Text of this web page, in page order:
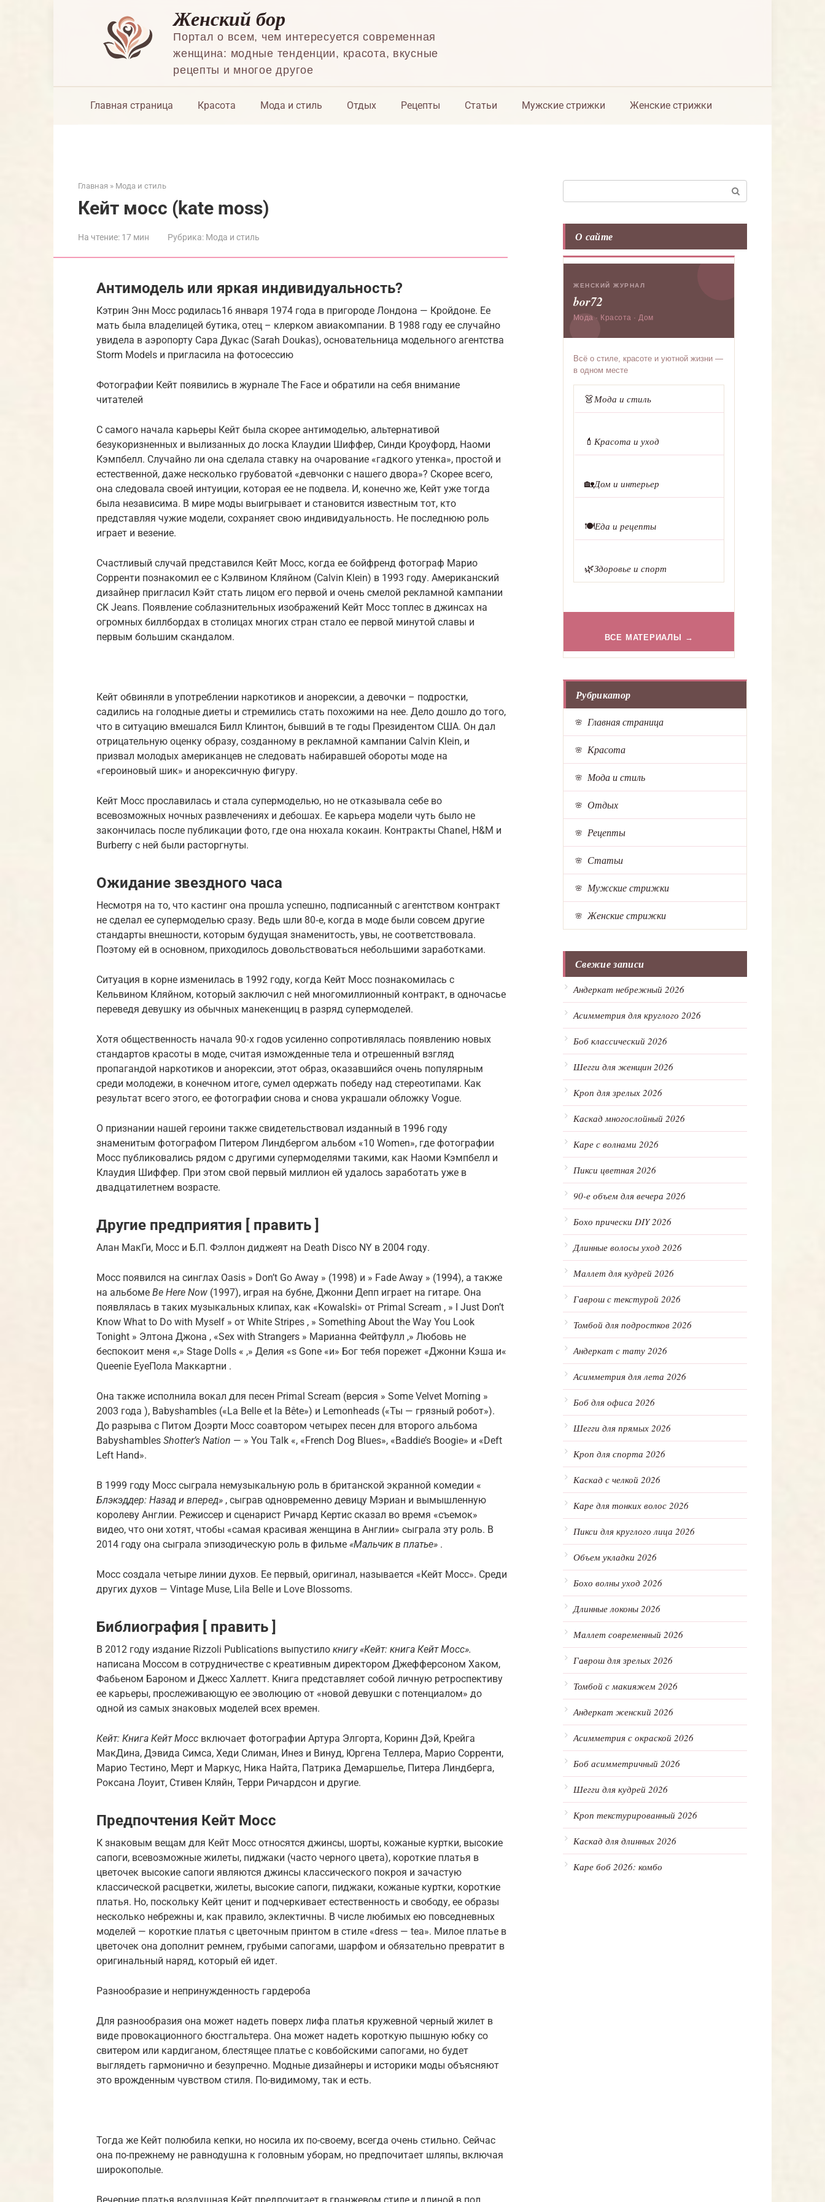
Женский бор
Портал о всем, чем интересуется современная
женщина: модные тенденции, красота, вкусные
рецепты и многое другое
Главная страница Красота Мода и стиль Отдых Рецепты Статьи Мужские стрижки Женские стрижки
Главная » Мода и стиль
Кейт мосс (kate moss)
На чтение: 17 мин Рубрика: Мода и стиль
Антимодель или яркая индивидуальность?
Кэтрин Энн Мосс родилась16 января 1974 года в пригороде Лондона — Кройдоне. Ее
мать была владелицей бутика, отец – клерком авиакомпании. В 1988 году ее случайно
увидела в аэропорту Сара Дукас (Sarah Doukas), основательница модельного агентства
Storm Models и пригласила на фотосессию
Фотографии Кейт появились в журнале The Face и обратили на себя внимание
читателей
С самого начала карьеры Кейт была скорее антимоделью, альтернативой
безукоризненных и вылизанных до лоска Клаудии Шиффер, Синди Кроуфорд, Наоми
Кэмпбелл. Случайно ли она сделала ставку на очарование «гадкого утенка», простой и
естественной, даже несколько грубоватой «девчонки с нашего двора»? Скорее всего,
она следовала своей интуиции, которая ее не подвела. И, конечно же, Кейт уже тогда
была независима. В мире моды выигрывает и становится известным тот, кто
представляя чужие модели, сохраняет свою индивидуальность. Не последнюю роль
играет и везение.
Счастливый случай представился Кейт Мосс, когда ее бойфренд фотограф Марио
Сорренти познакомил ее с Кэлвином Кляйном (Calvin Klein) в 1993 году. Американский
дизайнер пригласил Кэйт стать лицом его первой и очень смелой рекламной кампании
CK Jeans. Появление соблазнительных изображений Кейт Мосс топлес в джинсах на
огромных биллбордах в столицах многих стран стало ее первой минутой славы и
первым большим скандалом.
Кейт обвиняли в употреблении наркотиков и анорексии, а девочки – подростки,
садились на голодные диеты и стремились стать похожими на нее. Дело дошло до того,
что в ситуацию вмешался Билл Клинтон, бывший в те годы Президентом США. Он дал
отрицательную оценку образу, созданному в рекламной кампании Calvin Klein, и
призвал молодых американцев не следовать набиравшей обороты моде на
«героиновый шик» и анорексичную фигуру.
Кейт Мосс прославилась и стала супермоделью, но не отказывала себе во
всевозможных ночных развлечениях и дебошах. Ее карьера модели чуть было не
закончилась после публикации фото, где она нюхала кокаин. Контракты Chanel, H&M и
Burberry с ней были расторгнуты.
Ожидание звездного часа
Несмотря на то, что кастинг она прошла успешно, подписанный с агентством контракт
не сделал ее супермоделью сразу. Ведь шли 80‑е, когда в моде были совсем другие
стандарты внешности, которым будущая знаменитость, увы, не соответствовала.
Поэтому ей в основном, приходилось довольствоваться небольшими заработками.
Ситуация в корне изменилась в 1992 году, когда Кейт Мосс познакомилась с
Кельвином Кляйном, который заключил с ней многомиллионный контракт, в одночасье
переведя девушку из обычных манекенщиц в разряд супермоделей.
Хотя общественность начала 90‑х годов усиленно сопротивлялась появлению новых
стандартов красоты в моде, считая изможденные тела и отрешенный взгляд
пропагандой наркотиков и анорексии, этот образ, оказавшийся очень популярным
среди молодежи, в конечном итоге, сумел одержать победу над стереотипами. Как
результат всего этого, ее фотографии снова и снова украшали обложку Vogue.
О признании нашей героини также свидетельствовал изданный в 1996 году
знаменитым фотографом Питером Линдбергом альбом «10 Women», где фотографии
Мосс публиковались рядом с другими супермоделями такими, как Наоми Кэмпбелл и
Клаудия Шиффер. При этом свой первый миллион ей удалось заработать уже в
двадцатилетнем возрасте.
Другие предприятия [ править ]
Алан МакГи, Мосс и Б.П. Фэллон диджеят на Death Disco NY в 2004 году.
Мосс появился на синглах Oasis » Don’t Go Away » (1998) и » Fade Away » (1994), а также
на альбоме Be Here Now (1997), играя на бубне, Джонни Депп играет на гитаре. Она
появлялась в таких музыкальных клипах, как «Kowalski» от Primal Scream , » I Just Don’t
Know What to Do with Myself » от White Stripes , » Something About the Way You Look
Tonight » Элтона Джона , «Sex with Strangers » Марианна Фейтфулл ,» Любовь не
беспокоит меня «,» Stage Dolls « ,» Делия «s Gone «и» Бог тебя порежет «Джонни Кэша и«
Queenie EyeПола Маккартни .
Она также исполнила вокал для песен Primal Scream (версия » Some Velvet Morning »
2003 года ), Babyshambles («La Belle et la Bête») и Lemonheads («Ты — грязный робот»).
До разрыва с Питом Доэрти Мосс соавтором четырех песен для второго альбома
Babyshambles Shotter’s Nation — » You Talk «, «French Dog Blues», «Baddie’s Boogie» и «Deft
Left Hand».
В 1999 году Мосс сыграла немузыкальную роль в британской экранной комедии «
Блэкэддер: Назад и вперед» , сыграв одновременно девицу Мэриан и вымышленную
королеву Англии. Режиссер и сценарист Ричард Кертис сказал во время «съемок»
видео, что они хотят, чтобы «самая красивая женщина в Англии» сыграла эту роль. В
2014 году она сыграла эпизодическую роль в фильме «Мальчик в платье» .
Мосс создала четыре линии духов. Ее первый, оригинал, называется «Кейт Мосс». Среди
других духов — Vintage Muse, Lila Belle и Love Blossoms.
Библиография [ править ]
В 2012 году издание Rizzoli Publications выпустило книгу «Кейт: книга Кейт Мосс».
написана Моссом в сотрудничестве с креативным директором Джефферсоном Хаком,
Фабьеном Бароном и Джесс Халлетт. Книга представляет собой личную ретроспективу
ее карьеры, прослеживающую ее эволюцию от «новой девушки с потенциалом» до
одной из самых знаковых моделей всех времен.
Кейт: Книга Кейт Мосс включает фотографии Артура Элгорта, Коринн Дэй, Крейга
МакДина, Дэвида Симса, Хеди Слиман, Инез и Винуд, Юргена Теллера, Марио Сорренти,
Марио Тестино, Мерт и Маркус, Ника Найта, Патрика Демаршелье, Питера Линдберга,
Роксана Лоуит, Стивен Кляйн, Терри Ричардсон и другие.
Предпочтения Кейт Мосс
К знаковым вещам для Кейт Мосс относятся джинсы, шорты, кожаные куртки, высокие
сапоги, всевозможные жилеты, пиджаки (часто черного цвета), короткие платья в
цветочек высокие сапоги являются джинсы классического покроя и зачастую
классической расцветки, жилеты, высокие сапоги, пиджаки, кожаные куртки, короткие
платья. Но, поскольку Кейт ценит и подчеркивает естественность и свободу, ее образы
несколько небрежны и, как правило, эклектичны. В числе любимых ею повседневных
моделей — короткие платья с цветочным принтом в стиле «dress — tea». Милое платье в
цветочек она дополнит ремнем, грубыми сапогами, шарфом и обязательно превратит в
оригинальный наряд, который ей идет.
Разнообразие и непринужденность гардероба
Для разнообразия она может надеть поверх лифа платья кружевной черный жилет в
виде провокационного бюстгальтера. Она может надеть короткую пышную юбку со
свитером или кардиганом, блестящее платье с ковбойскими сапогами, но будет
выглядеть гармонично и безупречно. Модные дизайнеры и историки моды объясняют
это врожденным чувством стиля. По-видимому, так и есть.
Тогда же Кейт полюбила кепки, но носила их по-своему, всегда очень стильно. Сейчас
она по-прежнему не равнодушна к головным уборам, но предпочитает шляпы, включая
широкополые.
О сайте
ЖЕНСКИЙ ЖУРНАЛ
bor72
Мода · Красота · Дом
Всё о стиле, красоте и уютной жизни —
в одном месте
👗Мода и стиль
💄 Красота и уход
🏡Дом и интерьер
🍽️Еда и рецепты
🌿Здоровье и спорт
ВСЕ МАТЕРИАЛЫ →
Рубрикатор
Главная страница
Красота
Мода и стиль
Отдых
Рецепты
Статьи
Мужские стрижки
Женские стрижки
Свежие записи
Андеркат небрежный 2026
Асимметрия для круглого 2026
Боб классический 2026
Шегги для женщин 2026
Кроп для зрелых 2026
Каскад многослойный 2026
Каре с волнами 2026
Пикси цветная 2026
90-е объем для вечера 2026
Бохо прически DIY 2026
Длинные волосы уход 2026
Маллет для кудрей 2026
Гаврош с текстурой 2026
Томбой для подростков 2026
Андеркат с тату 2026
Асимметрия для лета 2026
Боб для офиса 2026
Шегги для прямых 2026
Кроп для спорта 2026
Каскад с челкой 2026
Каре для тонких волос 2026
Пикси для круглого лица 2026
Объем укладки 2026
Бохо волны уход 2026
Длинные локоны 2026
Маллет современный 2026
Гаврош для зрелых 2026
Томбой с макияжем 2026
Андеркат женский 2026
Асимметрия с окраской 2026
Боб асимметричный 2026
Шегги для кудрей 2026
Кроп текстурированный 2026
Каскад для длинных 2026
Каре боб 2026: комбо